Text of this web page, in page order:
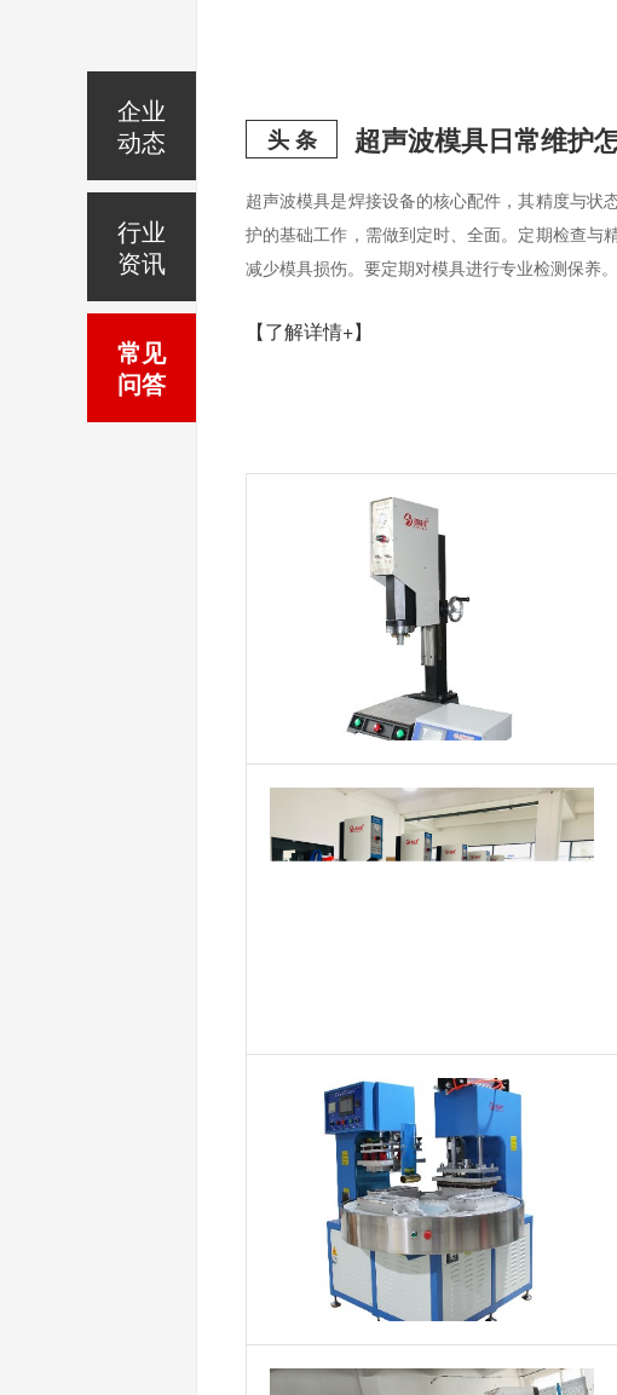
头 条 超声波模具日常维护
超声波模具是焊接设备的核心配件，其精度与状
护的基础工作，需做到定时、全面。定期检查与
减少模具损伤。要定期对模具进行专业检测保养
【了解详情+】
企业
动态
行业
资讯
常见
问答